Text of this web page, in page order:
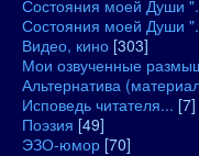
Состояния моей Души
Состояния моей Души
Видео, кино [303]
Мои озвученные
Альтернатива
Исповедь читателя... [7]
Поэзия [49]
ЭЗО-юмор [70]